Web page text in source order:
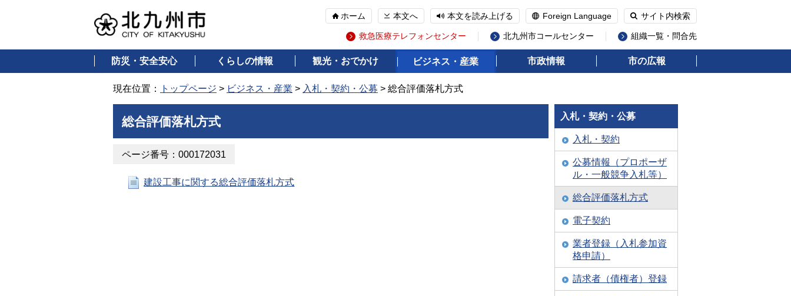
ホーム 本文へ 本文を読み上げる Foreign Language サイト内検索
救急医療テレフォンセンター 北九州市コールセンター 組織一覧・問合先
防災・安全安心 くらしの情報 観光・おでかけ ビジネス・産業 市政情報 市の広報
現在位置： トップページ > ビジネス・産業 > 入札・契約・公募 > 総合評価落札方式
総合評価落札方式
ページ番号：000172031
建設工事に関する総合評価落札方式
入札・契約・公募
入札・契約
公募情報（プロポーザ
ル・一般競争入札等）
総合評価落札方式
電子契約
業者登録（入札参加資
格申請）
請求者（債権者）登録